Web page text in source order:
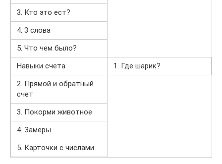
3. Кто это ест?
4. 3 слова
5. Что чем было?
Навыки счета
1. Где шарик?
2. Прямой и обратный
счет
3. Покорми животное
4. Замеры
5. Карточки с числами